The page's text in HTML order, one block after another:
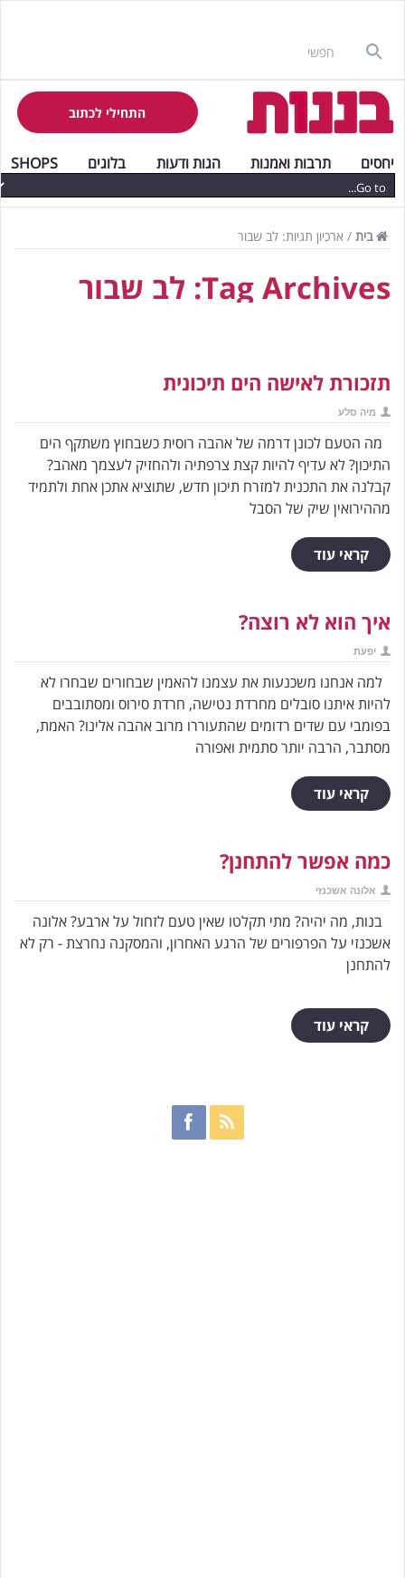
התחילי לכתוב
יחסים תרבות ואמנות הגות ודעות בלוגים SHOPS
בית / ארכיון תגיות: לב שבור
Tag Archives: לב שבור
תזכורת לאישה הים תיכונית
מיה סלע
מה הטעם לכונן דרמה של אהבה רוסית כשבחוץ משתקף הים
התיכון? לא עדיף להיות קצת צרפתיה ולהחזיק לעצמך מאהב?
קבלנה את התכנית למזרח תיכון חדש, שתוציא אתכן אחת ולתמיד
מההירואין שיק של הסבל
קראי עוד
איך הוא לא רוצה?
יפעת
למה אנחנו משכנעות את עצמנו להאמין שבחורים שבחרו לא
להיות איתנו סובלים מחרדת נטישה, חרדת סירוס ומסתובבים
בפומבי עם שדים רדומים שהתעוררו מרוב אהבה אלינו? האמת,
מסתבר, הרבה יותר סתמית ואפורה
קראי עוד
כמה אפשר להתחנן?
אלונה אשכנזי
בנות, מה יהיה? מתי תקלטו שאין טעם לזחול על ארבע? אלונה
אשכנזי על הפרפורים של הרגע האחרון, והמסקנה נחרצת - רק לא
להתחנן
קראי עוד